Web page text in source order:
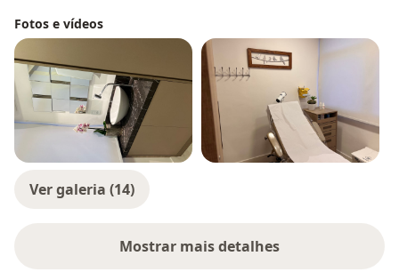
homem.
Fotos e vídeos
Ver galeria (14)
Mostrar mais detalhes
sobre a experiência